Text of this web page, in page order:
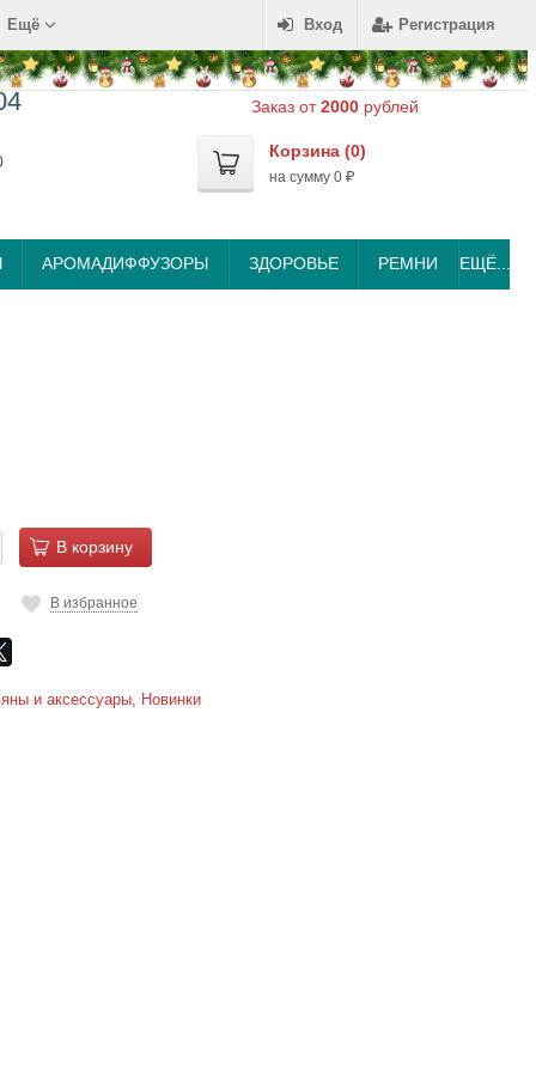
Вход Регистрация
Ещё
Заказ от2000 рублей
Корзина (0)
на сумму 0 ₽
АРОМАДИФФУЗОРЫ ЗДОРОВЬЕ РЕМНИ ЕЩЁ...
В корзину
В избранное
и аксессуары, Новинки